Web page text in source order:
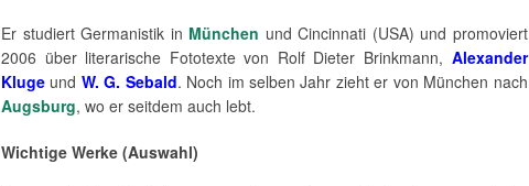
Er studiert Germanistik in München und Cincinnati (USA) und promoviert
2006 über literarische Fototexte von Rolf Dieter Brinkmann, Alexander
Kluge und W. G. Sebald. Noch im selben Jahr zieht er von München nach
Augsburg, wo er seitdem auch lebt.
Wichtige Werke (Auswahl)